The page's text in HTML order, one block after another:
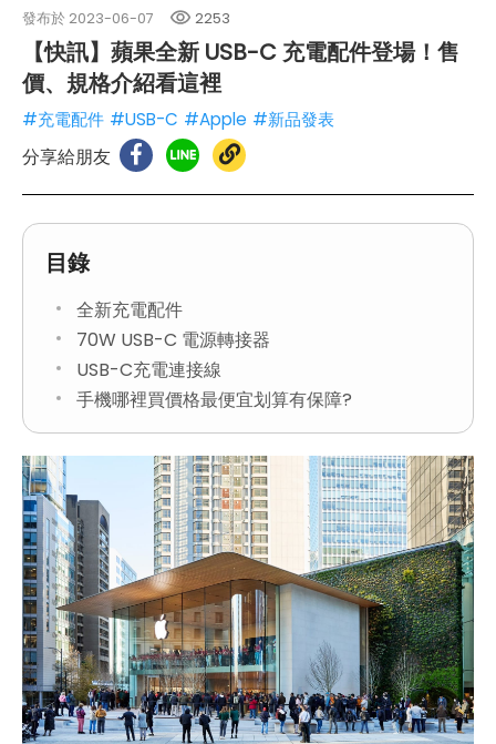
發布於 2023-06-07 2253
【快訊】蘋果全新 USB-C 充電配件登場！售
價、規格介紹看這裡
#充電配件 #USB-C #Apple #新品發表
分享給朋友
目錄
全新充電配件
70W USB-C 電源轉接器
USB-C充電連接線
手機哪裡買價格最便宜划算有保障?